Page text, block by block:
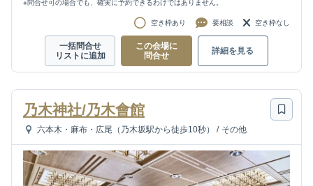
※問合せ可の場合でも、確実に予約できるわけではありません。
空き枠あり 要相談 空き枠なし
一括問合せ
リストに追加
この会場に
問合せ
詳細を見る
乃木神社/乃木會館
六本木・麻布・広尾（乃木坂駅から徒歩10秒） / その他